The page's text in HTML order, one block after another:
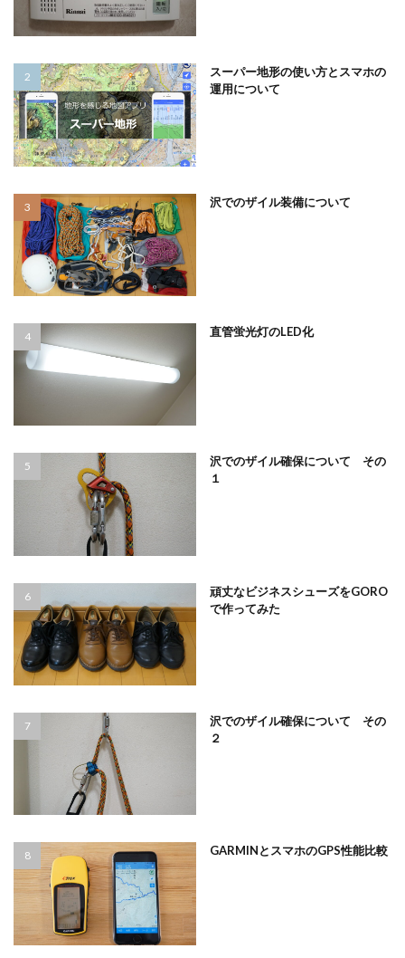
スーパー地形の使い方とスマホの
運用について
沢でのザイル装備について
直管蛍光灯のLED化
沢でのザイル確保について その
１
頑丈なビジネスシューズをGORO
で作ってみた
沢でのザイル確保について その
２
GARMINとスマホのGPS性能比較